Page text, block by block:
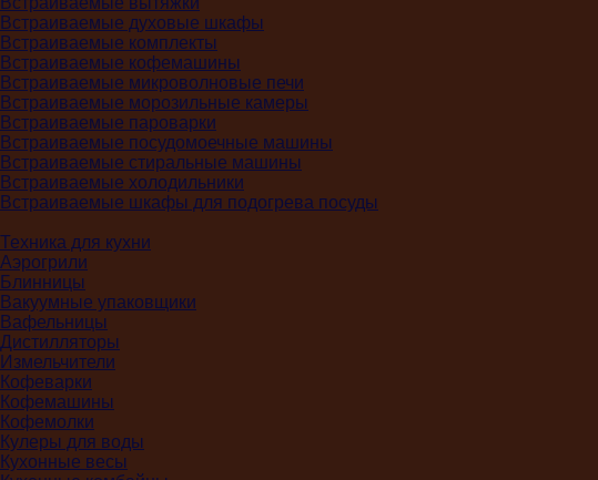
Встраиваемые духовые шкафы
Встраиваемые комплекты
Встраиваемые кофемашины
Встраиваемые микроволновые печи
Встраиваемые морозильные камеры
Встраиваемые пароварки
Встраиваемые посудомоечные машины
Встраиваемые стиральные машины
Встраиваемые холодильники
Встраиваемые шкафы для подогрева посуды
Техника для кухни
Аэрогрили
Блинницы
Вакуумные упаковщики
Вафельницы
Дистилляторы
Измельчители
Кофеварки
Кофемашины
Кофемолки
Кулеры для воды
Кухонные весы